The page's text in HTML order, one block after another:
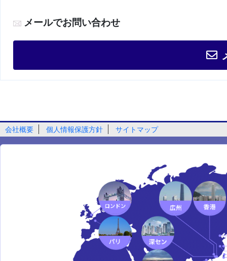
メールでお問い合わせ
会社概要 個人情報保護方針 サイトマップ